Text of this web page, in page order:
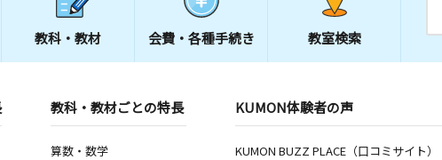
教科・教材 会費・ 各種手続き 教室検索
教科・教材ごとの特長
算数・数学
KUMON体験者の声
KUMON BUZZ PLACE（口コミサイト）